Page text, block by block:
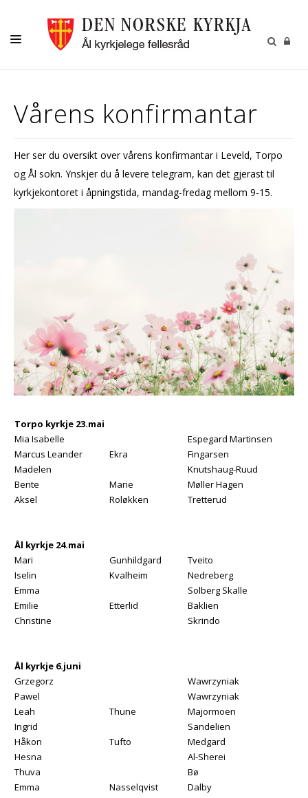
KYRKJENE
KYRKJEBLADET
Vårens konfirmantar
Her ser du oversikt over vårens konfirmantar i Leveld, Torpo
og Ål sokn. Ynskjer du å levere telegram, kan det gjerast til
kyrkjekontoret i åpningstida, mandag-fredag mellom 9-15.
Torpo kyrkje 23.mai
Mia Isabelle
Espegard Martinsen
Marcus Leander
Ekra
Fingarsen
Madelen
Knutshaug-Ruud
Bente
Marie
Møller Hagen
Aksel
Roløkken Tretterud
Ål kyrkje 24.mai
Mari
Gunhildgard
Tveito
Iselin
Kvalheim
Nedreberg
Emma
Solberg Skalle
Emilie
Etterlid
Baklien
Christine
Skrindo
Ål kyrkje 6.juni
Grzegorz
Wawrzyniak
Pawel
Wawrzyniak
Leah
Thune
Majormoen
Ingrid
Sandelien
Håkon
Tufto
Medgard
Hesna
Al-Shereifi
Thuva
Bø
Emma
Nasselqvist
Dalby